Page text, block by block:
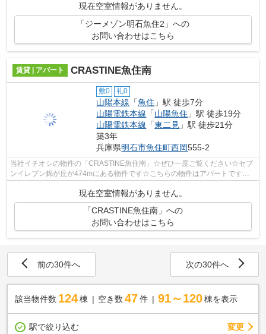
現在空室情報がありません。
「ジーメゾン明石魚住2」への
お問い合わせはこちら
賃貸 | アパート CRASTINE魚住南
敷0 礼0
山陽本線 「魚住 」駅 徒歩7分
山陽電鉄本線 「山陽魚住 」駅 徒歩19分
山陽電鉄本線 「東二見 」駅 徒歩21分
築3年
兵庫県明石市魚住町西岡555-2
当社イチオシの物件の「CRASTINE魚住南」☆ぜひ一度ご覧ください☆セブ
ンイレブン錦が丘が474mにある物件です☆こちらの物件はアパートです☆
駅徒歩7分に駅が立地する物件なので、電車を多...
現在空室情報がありません。
「CRASTINE魚住南」への
お問い合わせはこちら
前の30件へ 次の30件へ
該当物件数 124棟 空き数 47 件 91～120 棟を表示
駅で絞り込む 変更